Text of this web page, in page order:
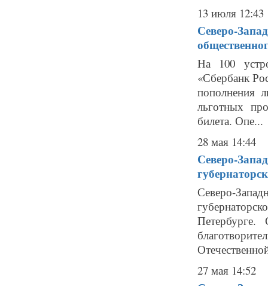
13 июля 12:43
Северо-
На 100
«Сбербанк
пополнения
льготных
билета. Опе...
28 мая 14:44
Северо-
Северо-
Петербурге.
27 мая 14:52